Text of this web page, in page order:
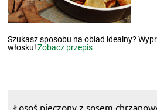
Szukasz sposobu na obiad idealny?
włosku!Zobacz przepis
Łosoś pieczony z sosem